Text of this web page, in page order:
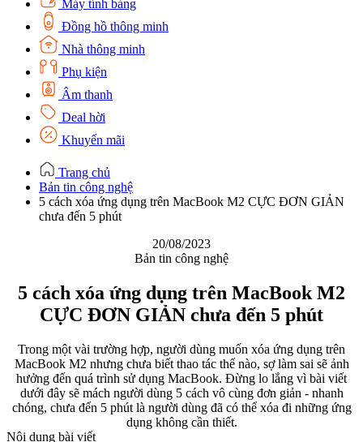
Máy tính bảng
Đồng hồ thông minh
Nhà thông minh
Phụ kiện
Âm thanh
Deal hời
Khuyến mãi
Trang chủ
Bản tin công nghệ
5 cách xóa ứng dụng trên MacBook M2 CỰC ĐƠN GIẢN
chưa đến 5 phút
20/08/2023
Bản tin công nghệ
5 cách xóa ứng dụng trên MacBook M2
CỰC ĐƠN GIẢN chưa đến 5 phút
Trong một vài trường hợp, người dùng muốn xóa ứng dụng trên
MacBook M2 nhưng chưa biết thao tác thế nào, sợ làm sai sẽ ảnh
hưởng đến quá trình sử dụng MacBook. Đừng lo lắng vì bài viết
dưới đây sẽ mách người dùng 5 cách vô cùng đơn giản - nhanh
chóng, chưa đến 5 phút là người dùng đã có thể xóa đi những ứng
dụng không cần thiết.
Nội dung bài viết